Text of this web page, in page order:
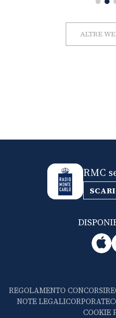
ALTRE
RMC
REGOLAMENTO CONCORSI
NOTE LEGALICORPORATE
COOKIE